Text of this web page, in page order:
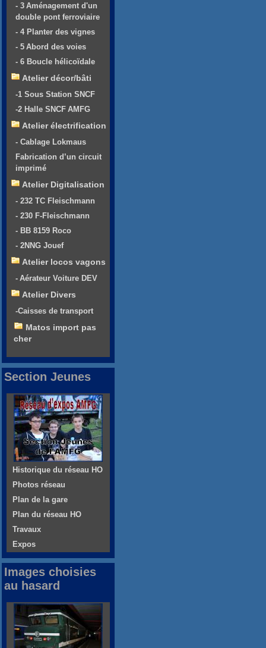
- 3 Aménagement d'un
double pont ferroviaire
- 4 Planter des vignes
- 5 Abord des voies
- 6 Boucle hélicoïdale
Atelier décor/bâti
-1 Sous Station SNCF
-2 Halle SNCF AMFG
Atelier électrification
- Cablage Lokmaus
Fabrication d’un circuit
imprimé
Atelier Digitalisation
- 232 TC Fleischmann
- 230 F-Fleischmann
- BB 8159 Roco
- 2NNG Jouef
Atelier locos vagons
- Aérateur Voiture DEV
Atelier Divers
-Caisses de transport
Matos import pas
cher
Section Jeunes
Historique du réseau HO
Photos réseau
Plan de la gare
Plan du réseau HO
Travaux
Expos
Images choisies
au hasard